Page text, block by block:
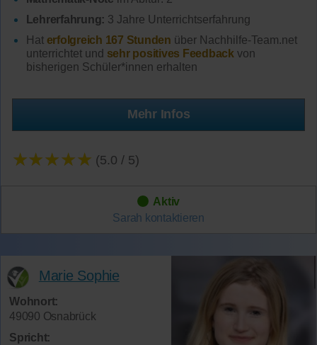
Lehrerfahrung: 3 Jahre Unterrichtserfahrung
Hat erfolgreich 167 Stunden über Nachhilfe-Team.net
unterrichtet und sehr positives Feedback von
bisherigen Schüler*innen erhalten
Mehr Infos
★★★★★ (5.0 / 5)
Aktiv
Sarah kontaktieren
Marie Sophie
Wohnort:
49090 Osnabrück
Spricht: